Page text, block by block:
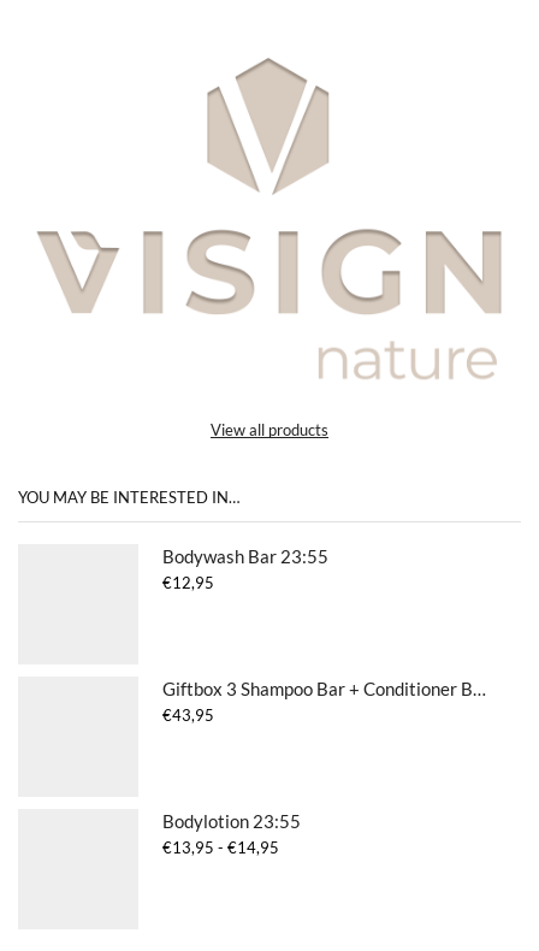
View all products
YOU MAY BE INTERESTED IN…
Bodywash Bar 23:55
€12,95
Giftbox 3 Shampoo Bar + Conditioner Bar + Body Wash Bar + Solid Bar Bag No Planet B
€43,95
Bodylotion 23:55
€13,95 - €14,95